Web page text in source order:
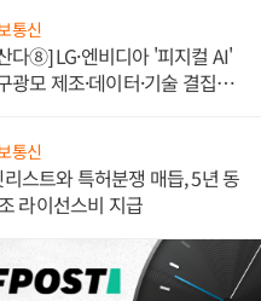
통신
다⑧] LG·엔비디아 '피지컬 AI'
광모 제조·데이터·기술 결집
통신
스트와 특허분쟁 매듭, 5년 동
라이선스비 지급